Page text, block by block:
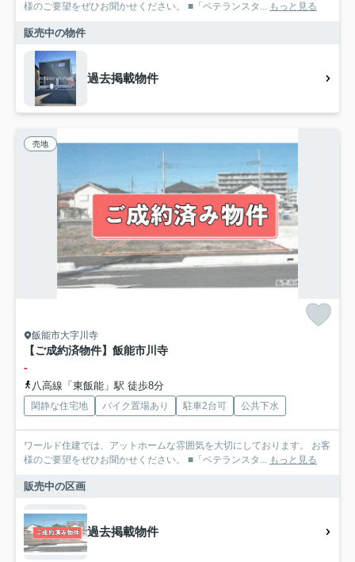
様のご要望をぜひお聞かせください。 ■「ベテランスタ... もっと見る
販売中の物件
過去掲載物件
売地
飯能市大字川寺
【ご成約済物件】飯能市川寺
-
八高線「東飯能」駅 徒歩8分
閑静な住宅地 バイク置場あり 駐車2台可 公共下水
ワールド住建では、アットホームな雰囲気を大切にしております。 お客
様のご要望をぜひお聞かせください。 ■「ベテランスタ... もっと見る
販売中の区画
過去掲載物件